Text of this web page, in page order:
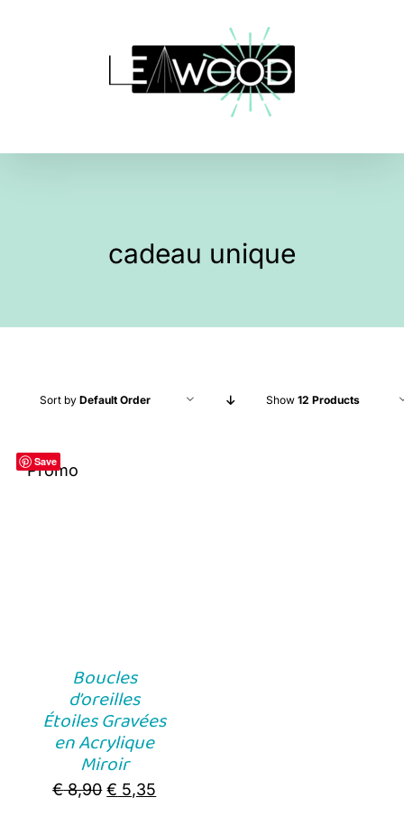
cadeau unique
Sort by Default Order Show 12 Products
Save
Promo
Boucles
d’oreilles
Étoiles Gravées
en Acrylique
Miroir
€8,90 Original
€ 5,35